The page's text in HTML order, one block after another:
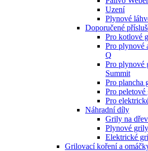
Uzení
Plynové
Doporučené
Pro kotlové
Pro plynové
Q
Pro plynové
Summit
Pro plancha
Pro
Pro
Náhradní díly
Grily na
Plynové grily
Elektrické
Grilovací koření a